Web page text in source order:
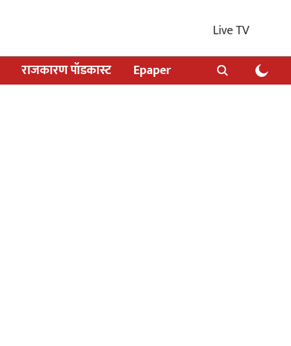
Live TV
राजकारण पॉडकास्ट Epaper